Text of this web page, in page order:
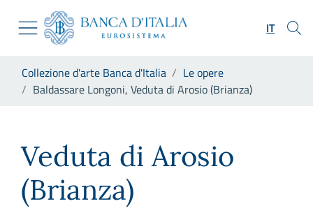
Skip to Main Content
Vai al sito istituzionale
Vai al menu di navigazione
Vai alla ricerca
Vai al footer
IT
Collezione d'arte Banca d'Italia
Le opere
Baldassare Longoni, Veduta di Arosio (Brianza)
Veduta di Arosio
(Brianza)